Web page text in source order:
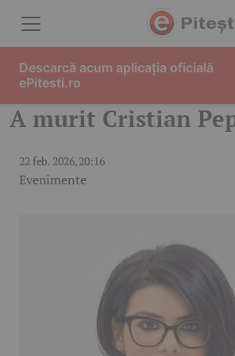
A murit Cristian
22 feb. 2026, 20:16
Evenimente
Descarcă acum aplicația oficială
ePitesti.ro